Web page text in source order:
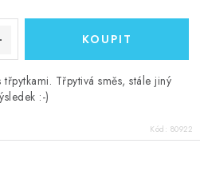
Třpytivá směs, stále jiný
:-)
Kód: 80922